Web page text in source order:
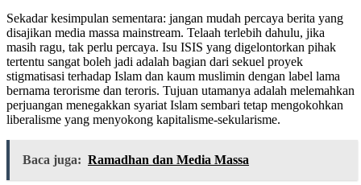
Sekadar kesimpulan sementara: jangan mudah percaya berita yang
disajikan media massa mainstream. Telaah terlebih dahulu, jika
masih ragu, tak perlu percaya. Isu ISIS yang digelontorkan pihak
tertentu sangat boleh jadi adalah bagian dari sekuel proyek
stigmatisasi terhadap Islam dan kaum muslimin dengan label lama
bernama terorisme dan teroris. Tujuan utamanya adalah melemahkan
perjuangan menegakkan syariat Islam sembari tetap mengokohkan
liberalisme yang menyokong kapitalisme-sekularisme.
Baca juga: Ramadhan dan Media Massa